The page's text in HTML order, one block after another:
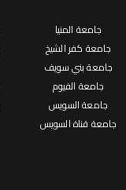
جامعة المنيا
جامعة كفر الشيخ
جامعة بني سويف
جامعة الفيوم
جامعة السويس
جامعة قناة السويس